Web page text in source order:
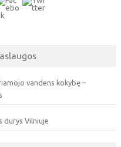
vandens kokybę –
durys Vilniuje